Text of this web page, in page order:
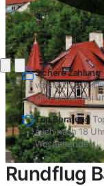
Sichere Zahlung
verschlüsselt.
sind sicher bei
Top Beratung
auch nach 18
Wochenende
Rundflug